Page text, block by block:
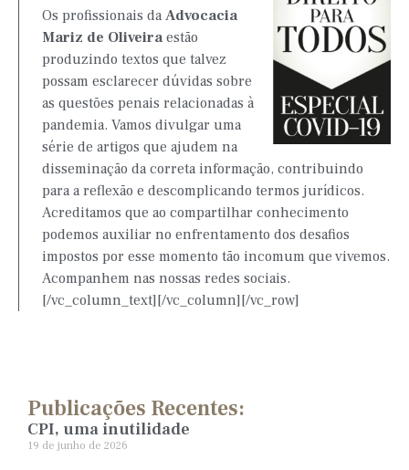
Os profissionais da Advocacia
Mariz de Oliveiraestão
produzindo textos que talvez
possam esclarecer dúvidas sobre
as questões penais relacionadas à
pandemia. Vamos divulgar uma
série de artigos que ajudem na
disseminação da correta informação, contribuindo
para a reflexão e descomplicando termos jurídicos.
Acreditamos que ao compartilhar conhecimento
podemos auxiliar no enfrentamento dos desafios
impostos por esse momento tão incomum que vivemos.
Acompanhem nas nossas redes sociais.
[/vc_column_text][/vc_column][/vc_row]
Publicações Recentes:
CPI, uma inutilidade
19 de junho de 2026